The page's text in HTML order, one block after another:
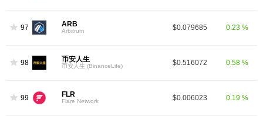
97 ARB
Arbitrum $0.079685 0.23 %
98 币安人生
币安人生 (BinanceLife) $0.516072 0.58 %
99 FLR
Flare Network $0.006023 0.19 %